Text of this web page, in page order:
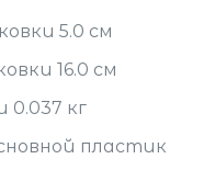
5.0 см
16.0 см
0.037 кг
пластик